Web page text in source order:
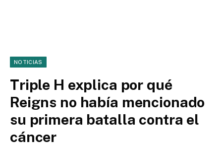
NOTICIAS
Triple H explica por qué
Reigns no había mencionado
su primera batalla contra el
cáncer